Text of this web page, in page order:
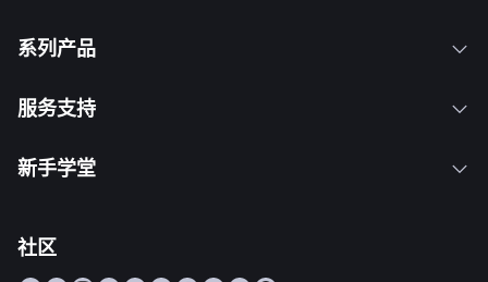
系列产品
服务支持
新手学堂
社区